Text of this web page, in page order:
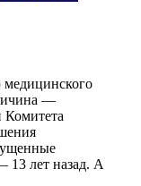
—
Комитета
13 лет назад. А